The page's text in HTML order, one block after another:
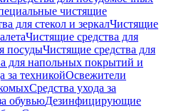
чистящие
для стекол и зеркалЧистящие
Чистящие средства для
посудыЧистящие средства для
для напольных покрытий и
за техникойОсвежители
Средства ухода за
обувьюДезинфицирующие